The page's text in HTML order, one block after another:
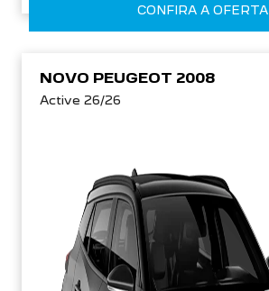
CONFIRA A OFERTA
NOVO PEUGEOT 2008
Active 26/26